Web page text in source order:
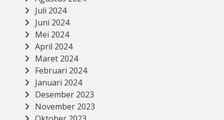
Juli 2024
Juni 2024
Mei 2024
April 2024
Maret 2024
Februari 2024
Januari 2024
Desember 2023
November 2023